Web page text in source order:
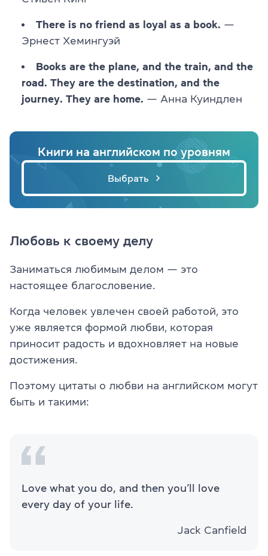
There is no friend as loyal as a book. —
Эрнест Хемингуэй
Books are the plane, and the train, and the
road. They are the destination, and the
journey. They are home. — Анна Куиндлен
Книги на английском по уровням
Выбрать
Любовь к своему делу
Заниматься любимым делом — это
настоящее благословение.
Когда человек увлечен своей работой, это
уже является формой любви, которая
приносит радость и вдохновляет на новые
достижения.
Поэтому цитаты о любви на английском могут
быть и такими:
Love what you do, and then you’ll love
every day of your life.
Jack Canfield